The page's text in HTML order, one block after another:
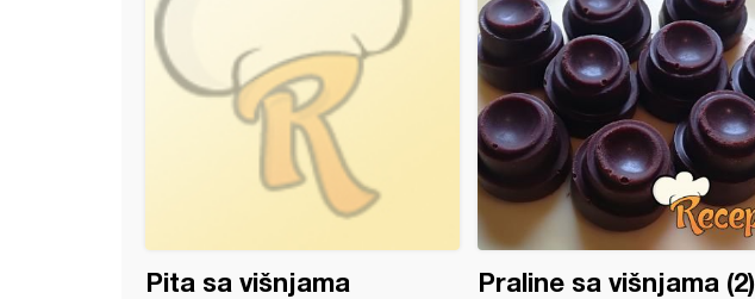
Pita sa višnjama Praline sa višnjama (2)